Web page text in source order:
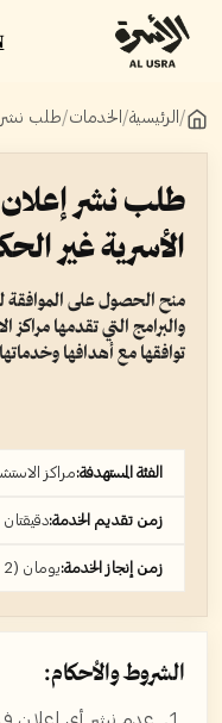
/ الرئيسية/ الخدمات/طلب نشر
طلب نشر إعلان
الأسرية غير
منح الحصول على الموافقة
والبرامج التي تقدمها
توافقها مع أهدافها
الفئة المستهدفة:مراكز
زمن تقديم الخدمة:دقيقتان (2
زمن إنجاز الخدمة:يومان (2 يوم)
الشروط والأحكام: